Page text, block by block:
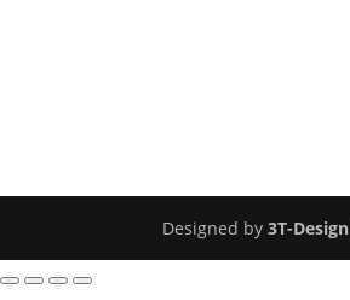
Designed by3T-Design